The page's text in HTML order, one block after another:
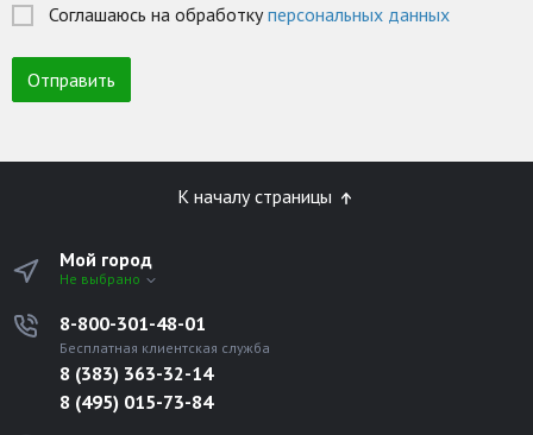
Соглашаюсь на обработкуперсональных данных
К началу страницы
Мой город
Не выбрано
8-800-301-48-01
Бесплатная клиентская служба
8 (383) 363-32-14
8 (495) 015-73-84